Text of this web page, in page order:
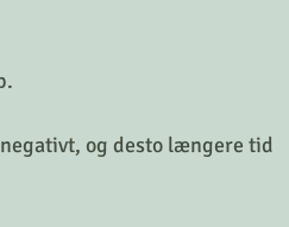
og desto længere tid